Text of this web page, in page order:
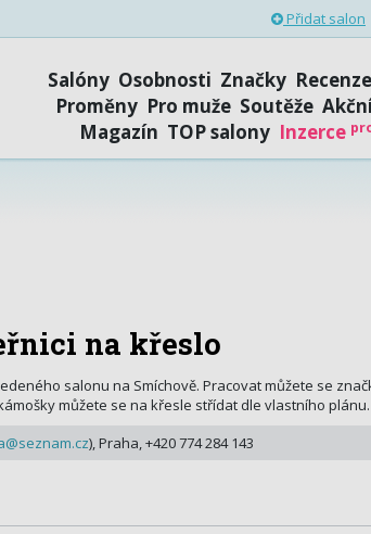
Přidat salon
Salóny Osobnosti Značky
Proměny Pro muže Soutěže
Magazín TOP salony Inzerce
na křeslo
salonu na Smíchově. Pracovat můžete se
můžete se na křesle střídat dle vlastního
), Praha, +420 774 284 143